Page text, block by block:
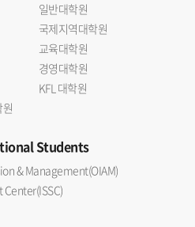
일반대학원
국제지역대학원
교육대학원
경영대학원
KFL 대학원
Students
& Management(OIAM)